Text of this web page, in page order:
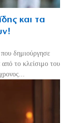
και τα
δημιούργησε
το κλείσιμο του